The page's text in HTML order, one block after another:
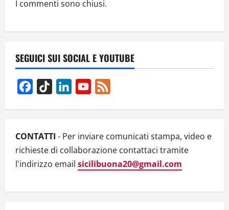
i
o
I commenti sono chiusi.
SEGUICI SUI SOCIAL E YOUTUBE
Facebook
TikTok LinkedInYouTube
CONTATTI - Per inviare comunicati stampa, video e
richieste di collaborazione contattaci tramite
l'indirizzo email sicilibuona20@gmail.com